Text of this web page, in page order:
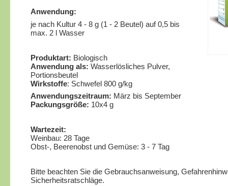
Anwendung:
je nach Kultur 4 - 8 g (1 - 2 Beutel) auf 0,5 bis
max. 2 l Wasser
Produktart: Biologisch
Anwendung als: Wasserlösliches Pulver,
Portionsbeutel
Wirkstoffe: Schwefel 800 g/kg
Anwendungszeitraum: März bis September
Packungsgröße: 10x4 g
Wartezeit:
Weinbau: 28 Tage
Obst-, Beerenobst und Gemüse: 3 - 7 Tag
Bitte beachten Sie die Gebrauchsanweisung,
Sicherheitsratschläge.